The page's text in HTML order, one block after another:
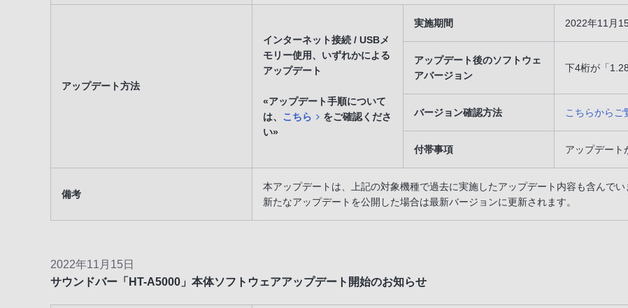
アップデート方法
インターネット接続 / USBメ
モリー使用、いずれかによる
アップデート
«アップデート手順について
は、 こちら
をご確認くださ
い»
実施期間 2022年11月
アップデート後のソフトウェ
アバージョン
下4桁が「
バージョン確認方法 こちらからご
付帯事項 アップデート
備考
本アップデートは、上記の対象機種で過去に実施したアップデート内容も含んでい
新たなアップデートを公開した場合は最新バージョンに更新されます。
2022年11月15日
サウンドバー「HT-A5000」本体ソフトウェアアップデート開始のお知らせ